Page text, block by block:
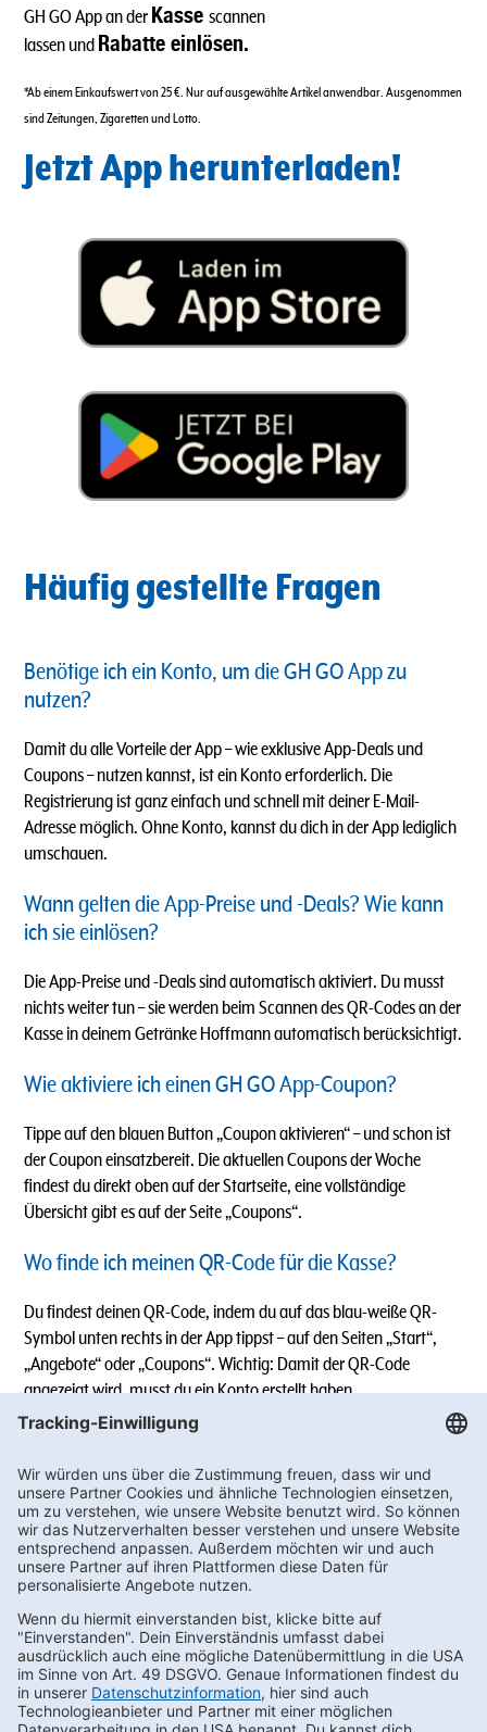
GH GO App an der Kasse scannen
lassen und Rabatte einlösen.
*Ab einem Einkaufswert von 25 €. Nur auf ausgewählte Artikel anwendbar. Ausgenommen
sind Zeitungen, Zigaretten und Lotto.
Jetzt App herunterladen!
Häufig gestellte Fragen
Benötige ich ein Konto, um die GH GO App zu
nutzen?
Damit du alle Vorteile der App – wie exklusive App-Deals und
Coupons – nutzen kannst, ist ein Konto erforderlich. Die
Registrierung ist ganz einfach und schnell mit deiner E-Mail-
Adresse möglich. Ohne Konto, kannst du dich in der App lediglich
umschauen.
Wann gelten die App-Preise und -Deals? Wie kann
ich sie einlösen?
Die App-Preise und -Deals sind automatisch aktiviert. Du musst
nichts weiter tun – sie werden beim Scannen des QR-Codes an der
Kasse in deinem Getränke Hoffmann automatisch berücksichtigt.
Wie aktiviere ich einen GH GO App-Coupon?
Tippe auf den blauen Button „Coupon aktivieren“ – und schon ist
der Coupon einsatzbereit. Die aktuellen Coupons der Woche
findest du direkt oben auf der Startseite, eine vollständige
Übersicht gibt es auf der Seite „Coupons“.
Wo finde ich meinen QR-Code für die Kasse?
Du findest deinen QR-Code, indem du auf das blau-weiße QR-
Symbol unten rechts in der App tippst – auf den Seiten „Start“,
„Angebote“ oder „Coupons“. Wichtig: Damit der QR-Code
angezeigt wird, musst du ein Konto erstellt haben.
Weitere Informationen:
Bei Fragen oder Feedback wende dich gerne an:gh-
go@getraenke-hoffmann.de
Informationen zu den Nutzungsbedingungen und zur
Datenschutzerklärung(bitte klicken).
Newsletter bestellen